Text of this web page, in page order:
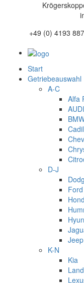
+49 (0) 4193
Start
Getriebeauswahl
A-C
Alfa
AUDI
D-J
Ford
Jeep
K-N
Kia